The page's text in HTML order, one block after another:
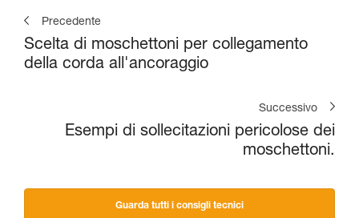
Precedente
Scelta di moschettoni per collegamento
della corda all'ancoraggio
Successivo
Esempi di sollecitazioni pericolose dei
moschettoni.
Guarda tutti i consigli tecnici